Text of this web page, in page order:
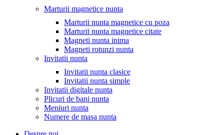
Marturii magnetice nunta
Marturii nunta magnetice cu poza
Marturii nunta magnetice citate
Magneti nunta inima
Magneti rotunzi nunta
Invitatii nunta
Invitatii nunta clasice
Invitatii nunta simple
Invitatii digitale nunta
Plicuri de bani nunta
Meniuri nunta
Numere de masa nunta